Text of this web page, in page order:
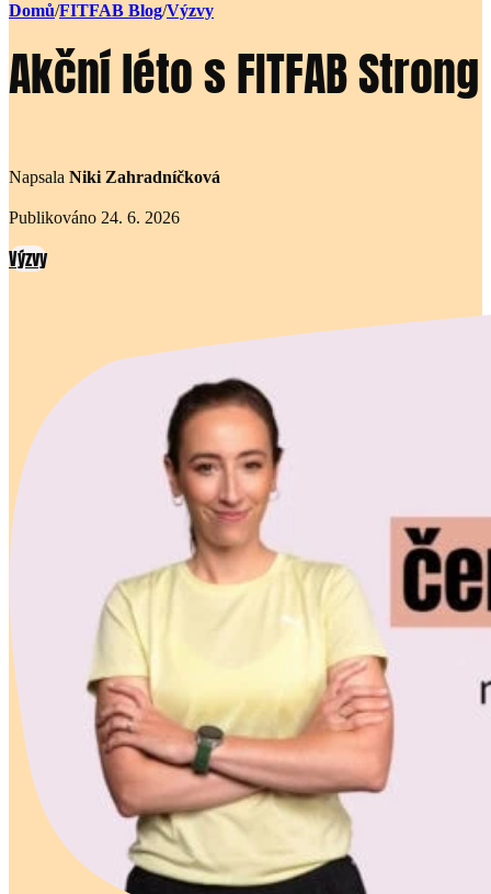
Domů/FITFAB Blog/Výzvy
Akční léto s FITFAB
Napsala Niki Zahradníčková
Publikováno 24. 6. 2026
Výzvy